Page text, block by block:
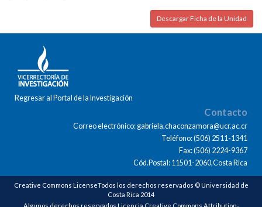
Descargar Ficha de la Unidad
Regresar al Portal de la Investigación
Contacto
Correo electrónico: gabriela.chaconzamora@ucr.ac.cr
Teléfono: (506) 2511-1341
Fax: (506) 2224-9367
Cód.Postal: 11501-2060,Costa Rica
Creative Commons LicenseTodos los derechos reservados © Universidad de
Costa Rica 2014